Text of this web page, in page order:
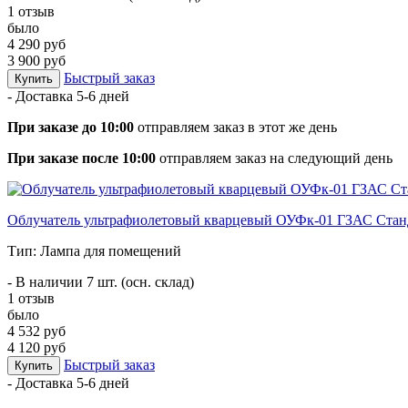
1 отзыв
было
4 290 руб
3 900 руб
Купить
Быстрый заказ
- Доставка 5-6 дней
При заказе до 10:00 отправляем заказ в этот же день
При заказе после 10:00 отправляем заказ на следующий день
Облучатель ультрафиолетовый кварцевый ОУФк-01 ГЗАС
Тип: Лампа для помещений
- В наличии 7 шт. (осн. склад)
1 отзыв
было
4 532 руб
4 120 руб
Купить
Быстрый заказ
- Доставка 5-6 дней